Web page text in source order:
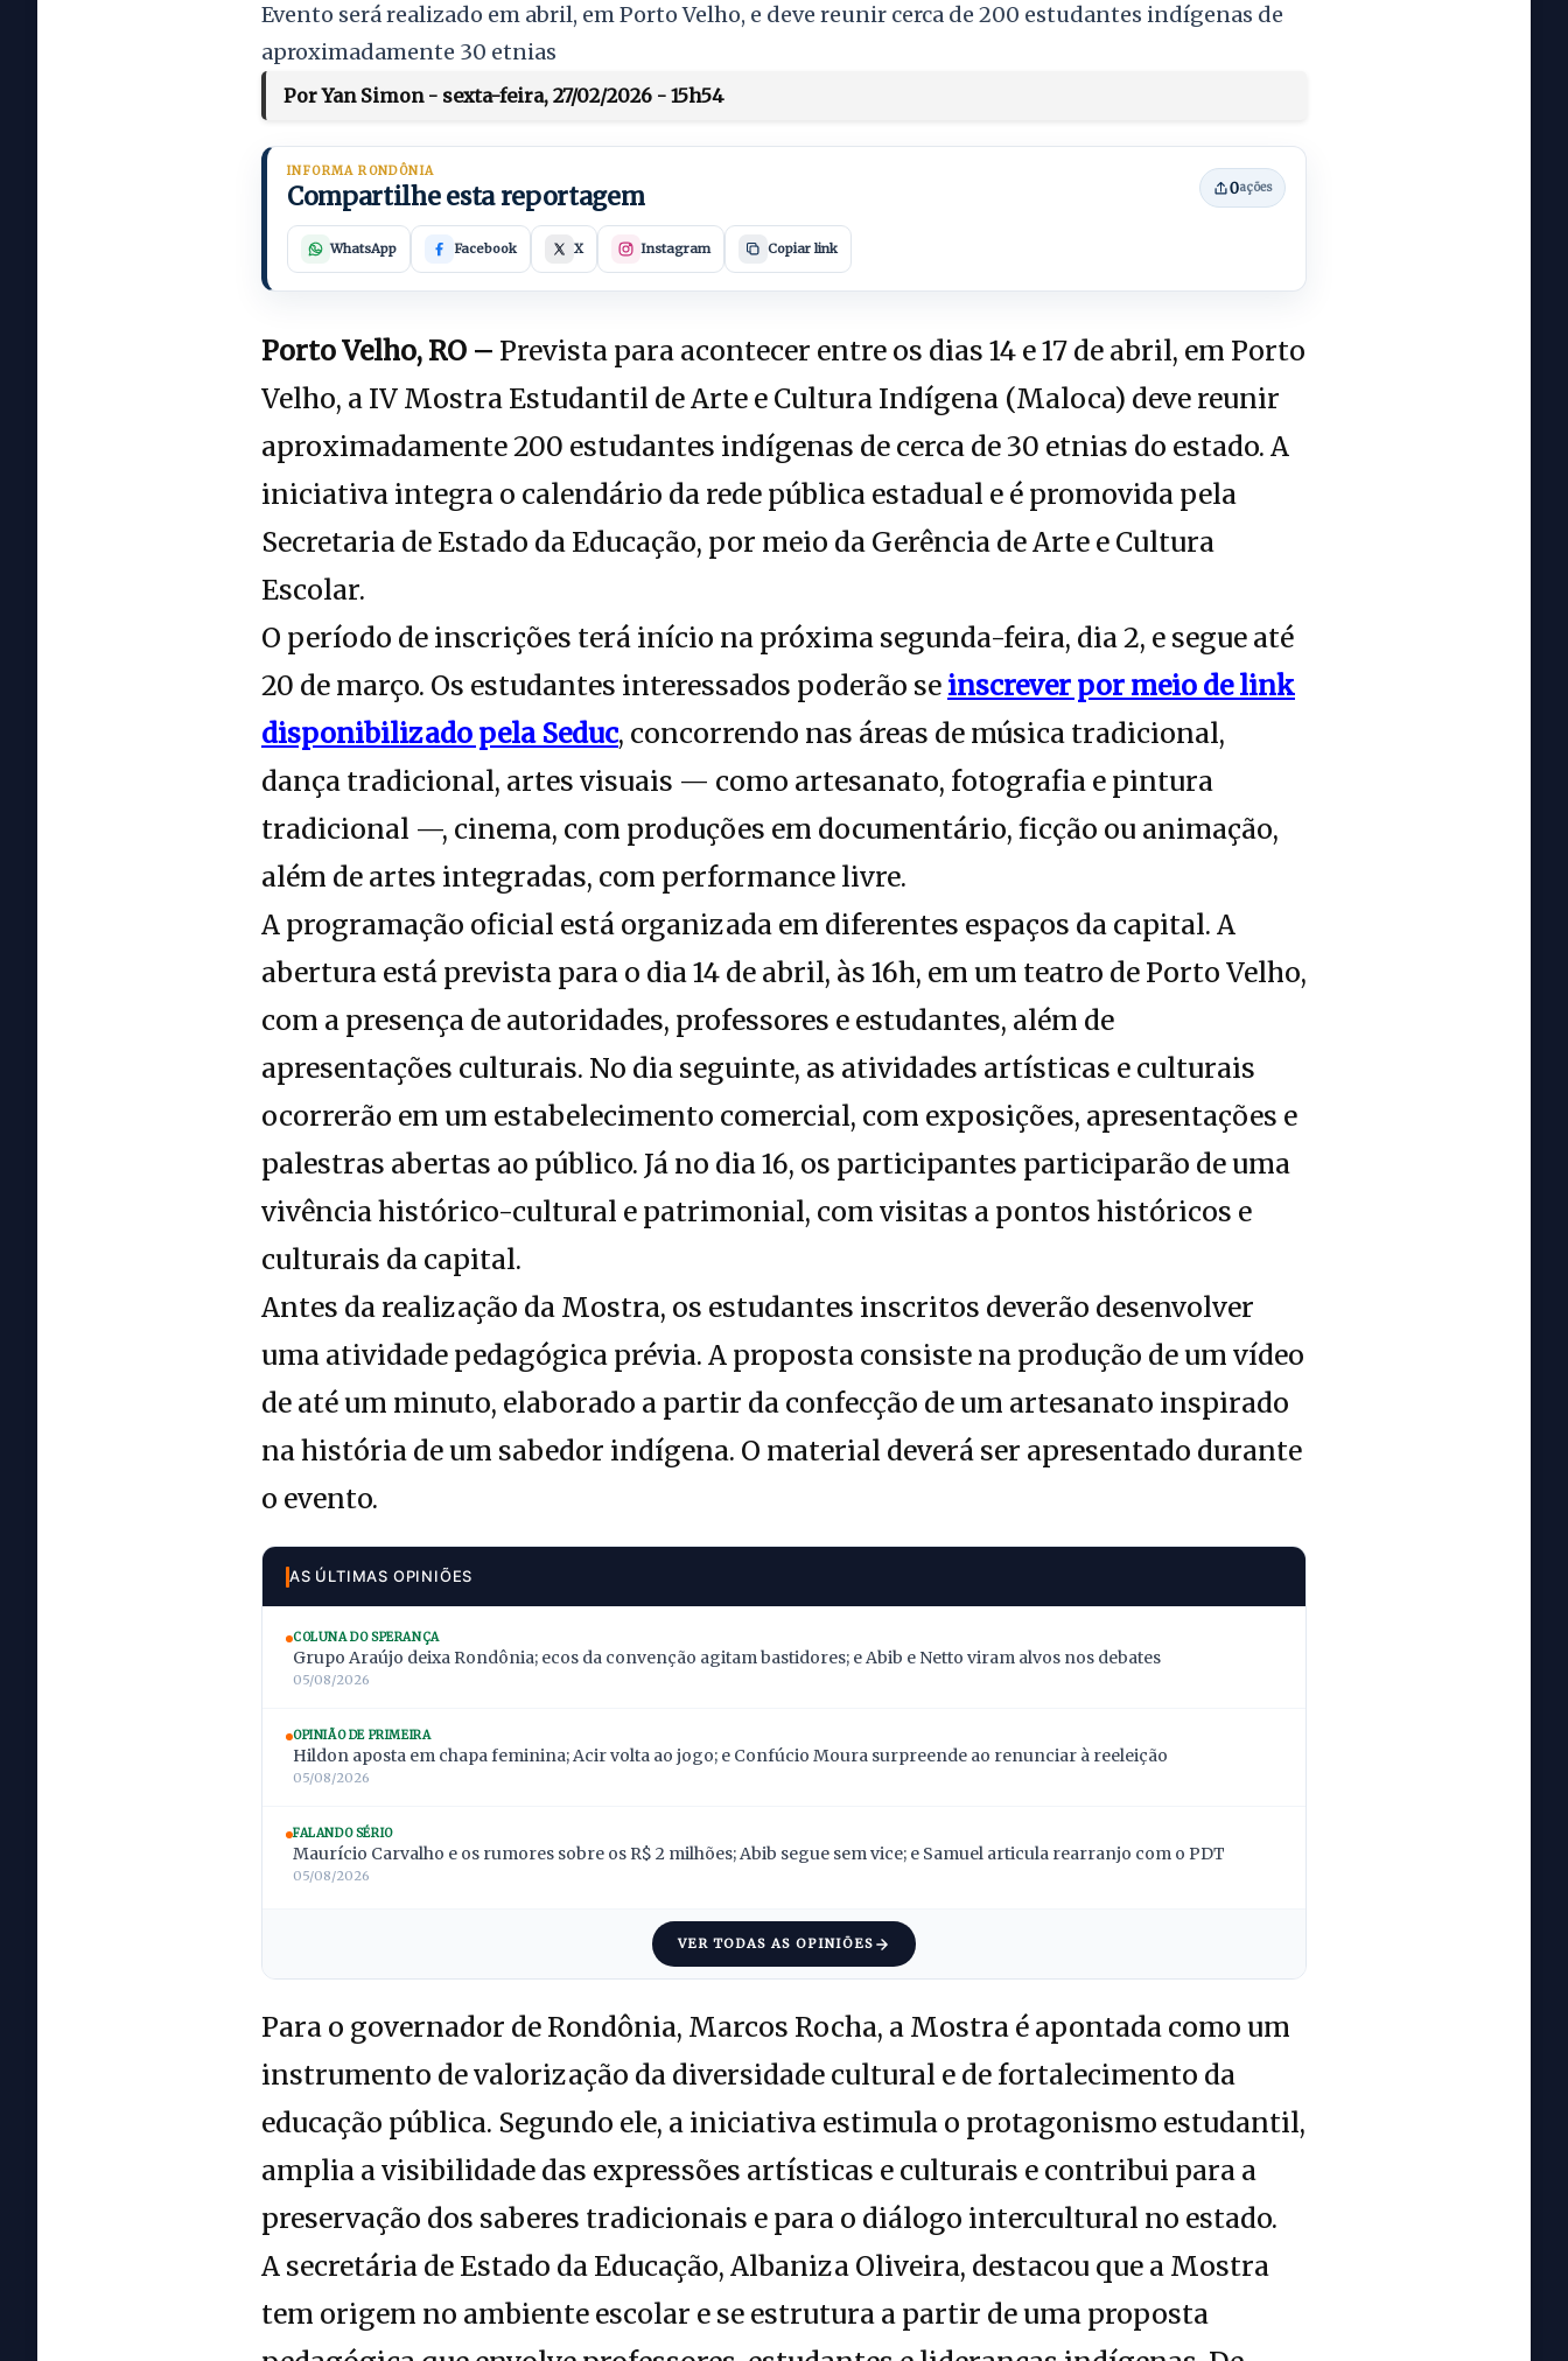
Evento será realizado em abril, em Porto Velho, e deve reunir cerca de 200 estudantes indígenas de
aproximadamente 30 etnias
Por Yan Simon - sexta-feira, 27/02/2026 - 15h54
INFORMA RONDÔNIA
Compartilhe esta reportagem 0ações
WhatsApp Facebook X Instagram Copiar link
Porto Velho, RO – Prevista para acontecer entre os dias 14 e 17 de abril, em Porto
Velho, a IV Mostra Estudantil de Arte e Cultura Indígena (Maloca) deve reunir
aproximadamente 200 estudantes indígenas de cerca de 30 etnias do estado. A
iniciativa integra o calendário da rede pública estadual e é promovida pela
Secretaria de Estado da Educação, por meio da Gerência de Arte e Cultura
Escolar.
O período de inscrições terá início na próxima segunda-feira, dia 2, e segue até
20 de março. Os estudantes interessados poderão se inscrever por meio de link
disponibilizado pela Seduc, concorrendo nas áreas de música tradicional,
dança tradicional, artes visuais — como artesanato, fotografia e pintura
tradicional —, cinema, com produções em documentário, ficção ou animação,
além de artes integradas, com performance livre.
A programação oficial está organizada em diferentes espaços da capital. A
abertura está prevista para o dia 14 de abril, às 16h, em um teatro de Porto Velho,
com a presença de autoridades, professores e estudantes, além de
apresentações culturais. No dia seguinte, as atividades artísticas e culturais
ocorrerão em um estabelecimento comercial, com exposições, apresentações e
palestras abertas ao público. Já no dia 16, os participantes participarão de uma
vivência histórico-cultural e patrimonial, com visitas a pontos históricos e
culturais da capital.
Antes da realização da Mostra, os estudantes inscritos deverão desenvolver
uma atividade pedagógica prévia. A proposta consiste na produção de um vídeo
de até um minuto, elaborado a partir da confecção de um artesanato inspirado
na história de um sabedor indígena. O material deverá ser apresentado durante
o evento.
AS ÚLTIMAS OPINIÕES
COLUNA DO SPERANÇA
Grupo Araújo deixa Rondônia; ecos da convenção agitam bastidores; e Abib e Netto viram alvos nos debates
05/08/2026
OPINIÃO DE PRIMEIRA
Hildon aposta em chapa feminina; Acir volta ao jogo; e Confúcio Moura surpreende ao renunciar à reeleição
05/08/2026
FALANDO SÉRIO
Maurício Carvalho e os rumores sobre os R$ 2 milhões; Abib segue sem vice; e Samuel articula rearranjo com o PDT
05/08/2026
VER TODAS AS OPINIÕES
Para o governador de Rondônia, Marcos Rocha, a Mostra é apontada como um
instrumento de valorização da diversidade cultural e de fortalecimento da
educação pública. Segundo ele, a iniciativa estimula o protagonismo estudantil,
amplia a visibilidade das expressões artísticas e culturais e contribui para a
preservação dos saberes tradicionais e para o diálogo intercultural no estado.
A secretária de Estado da Educação, Albaniza Oliveira, destacou que a Mostra
tem origem no ambiente escolar e se estrutura a partir de uma proposta